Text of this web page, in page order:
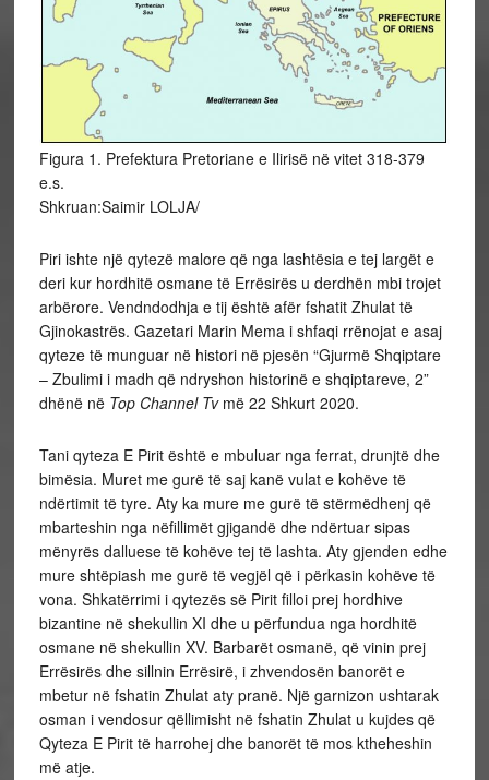
Figura 1. Prefektura Pretoriane e Ilirisë në vitet 318-379
e.s.
Shkruan:Saimir LOLJA/
Piri ishte një qytezë malore që nga lashtësia e tej largët e
deri kur hordhitë osmane të Errësirës u derdhën mbi trojet
arbërore. Vendndodhja e tij është afër fshatit Zhulat të
Gjinokastrës. Gazetari Marin Mema i shfaqi rrënojat e asaj
qyteze të munguar në histori në pjesën “Gjurmë Shqiptare
– Zbulimi i madh që ndryshon historinë e shqiptareve, 2”
dhënë në Top Channel Tv më 22 Shkurt 2020.
Tani qyteza E Pirit është e mbuluar nga ferrat, drunjtë dhe
bimësia. Muret me gurë të saj kanë vulat e kohëve të
ndërtimit të tyre. Aty ka mure me gurë të stërmëdhenj që
mbarteshin nga nëfillimët gjigandë dhe ndërtuar sipas
mënyrës dalluese të kohëve tej të lashta. Aty gjenden edhe
mure shtëpiash me gurë të vegjël që i përkasin kohëve të
vona. Shkatërrimi i qytezës së Pirit filloi prej hordhive
bizantine në shekullin XI dhe u përfundua nga hordhitë
osmane në shekullin XV. Barbarët osmanë, që vinin prej
Errësirës dhe sillnin Errësirë, i zhvendosën banorët e
mbetur në fshatin Zhulat aty pranë. Një garnizon ushtarak
osman i vendosur qëllimisht në fshatin Zhulat u kujdes që
Qyteza E Pirit të harrohej dhe banorët të mos ktheheshin
më atje.